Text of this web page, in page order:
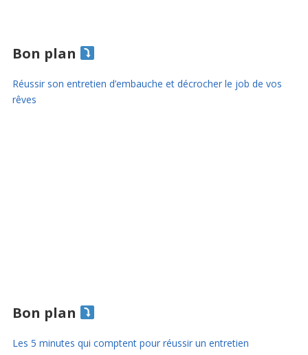
Bon plan
Réussir son entretien d’embauche et décrocher le job de vos
rêves
Bon plan
Les 5 minutes qui comptent pour réussir un entretien